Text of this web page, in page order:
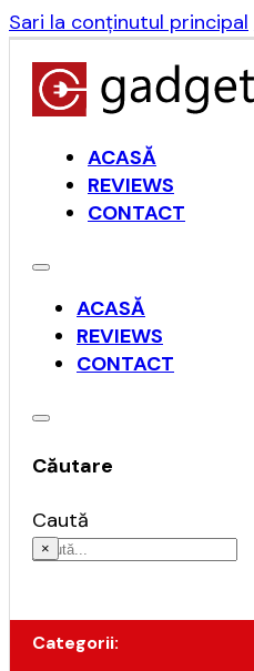
Sari la conținutul principal
ACASĂ
REVIEWS
CONTACT
ACASĂ
REVIEWS
CONTACT
Căutare
Caută
×
Categorii: